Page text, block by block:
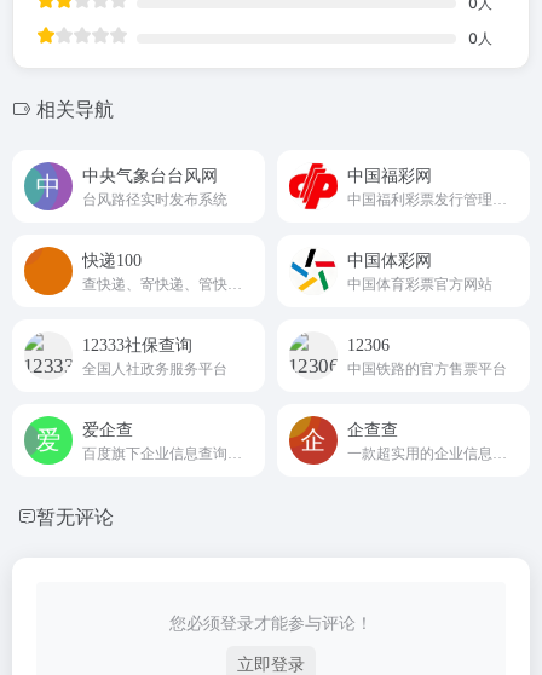
0 人
相关导航
中央气象台台风网
台风路径实时发布系统
中国福彩网
‌快递100 中国体彩网
中国体育彩票官方网站
12333社保查询
全国人社政务服务平台
12306
中国铁路的官方售票平台
爱企查 企查查
暂无评论
您必须登录才能参与评论！
立即登录